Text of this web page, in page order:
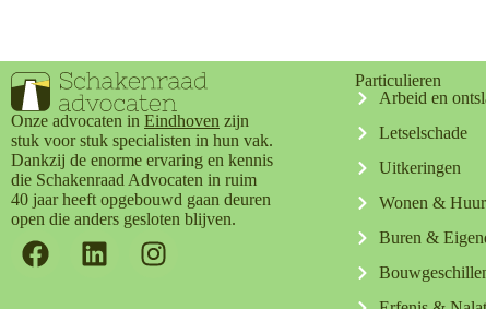
Onze advocaten in Eindhoven zijn
stuk voor stuk specialisten in hun vak.
Dankzij de enorme ervaring en kennis
die Schakenraad Advocaten in ruim
40 jaar heeft opgebouwd gaan deuren
open die anders gesloten blijven.
Particulieren
Arbeid en
Letselschade
Uitkeringen
Wonen & Huur
Buren &